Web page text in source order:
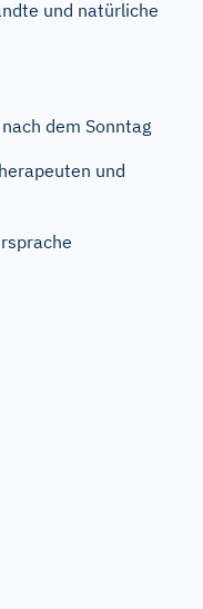
und natürliche
dem Sonntag
und